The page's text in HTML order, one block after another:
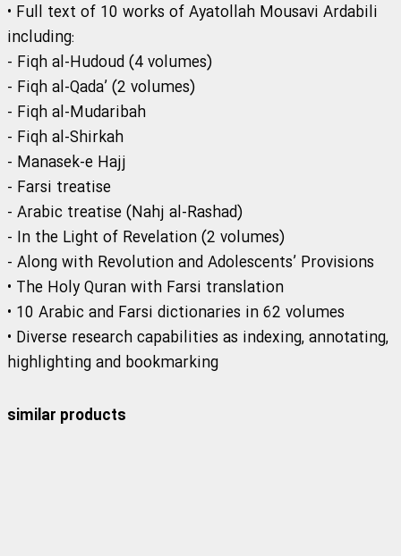
• Full text of 10 works of Ayatollah Mousavi Ardabili
including:
- Fiqh al-Hudoud (4 volumes)
- Fiqh al-Qada’ (2 volumes)
- Fiqh al-Mudaribah
- Fiqh al-Shirkah
- Manasek-e Hajj
- Farsi treatise
- Arabic treatise (Nahj al-Rashad)
- In the Light of Revelation (2 volumes)
- Along with Revolution and Adolescents’ Provisions
• The Holy Quran with Farsi translation
• 10 Arabic and Farsi dictionaries in 62 volumes
• Diverse research capabilities as indexing, annotating,
highlighting and bookmarking
similar products